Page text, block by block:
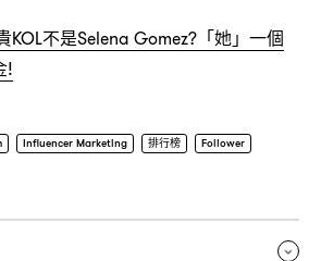
KOL不是Selena Gomez?「她」一個
!
Influencer Marketing 排行榜 Follower